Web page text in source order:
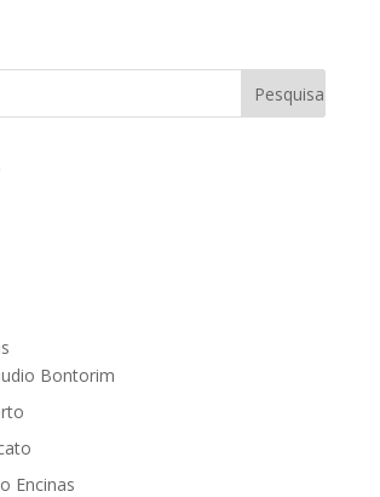
Bontorim
Encinas